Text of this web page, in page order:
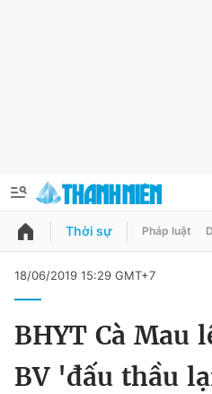
QUẢNG CÁO
Đổi mật khẩu
Tin đã lưu
Thời sự Pháp luật
18/06/2019 15:29 GMT+7
BHYT Cà Mau
BV 'đấu thầu